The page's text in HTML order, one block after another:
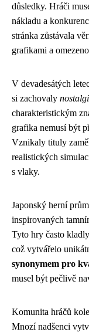
důsledky. Hráči
nákladu a
stránka zůstávala
grafikami a
V devadesátých
si zachovaly
charakteristickým
grafika nemusí být
Vznikaly tituly
realistických
s vlaky.
Japonský herní
inspirovaných
Tyto hry často
což vytvářelo
synonymem pro
musel být pečlivě
Komunita hráčů
Mnozí nadšenci